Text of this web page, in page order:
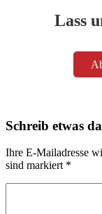
Lass
Schreib etwas
Ihre E-Mailadresse
sind markiert *